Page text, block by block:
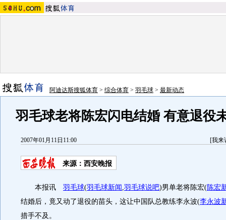
阿迪达斯搜狐体育 > 综合体育 > 羽毛球 > 最新动态
羽毛球老将陈宏闪电结婚 有意退役
2007年01月11日11:00 [我来
来源：西安晚报
本报讯 羽毛球(羽毛球新闻 ,羽毛球说吧)男单老将陈宏(陈宏
结婚后，竟又动了退役的苗头，这让中国队总教练李永波(李永波
措手不及。